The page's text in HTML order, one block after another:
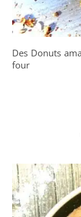
Des Donuts amandes chocolat allégés en Glucides cuits au
four